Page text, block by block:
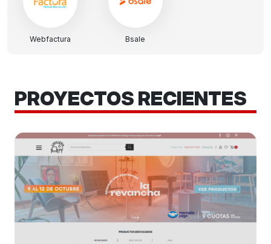
Webfactura Bsale
PROYECTOS RECIENTES